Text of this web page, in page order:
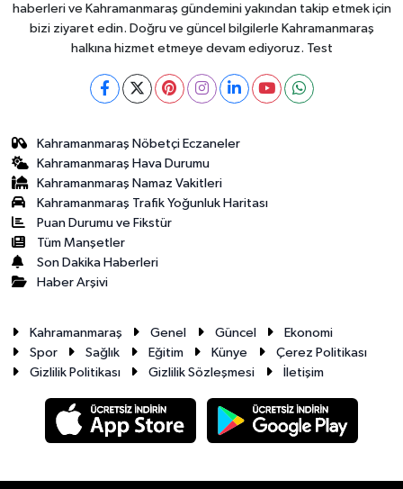
haberleri ve Kahramanmaraş gündemini yakından takip etmek için
bizi ziyaret edin. Doğru ve güncel bilgilerle Kahramanmaraş
halkına hizmet etmeye devam ediyoruz. Test
Kahramanmaraş Nöbetçi Eczaneler
Kahramanmaraş Hava Durumu
Kahramanmaraş Namaz Vakitleri
Kahramanmaraş Trafik Yoğunluk Haritası
Puan Durumu ve Fikstür
Tüm Manşetler
Son Dakika Haberleri
Haber Arşivi
Kahramanmaraş Genel Güncel
Ekonomi
Spor
Sağlık Eğitim Künye
Çerez Politikası
Gizlilik Politikası
Gizlilik Sözleşmesi İletişim